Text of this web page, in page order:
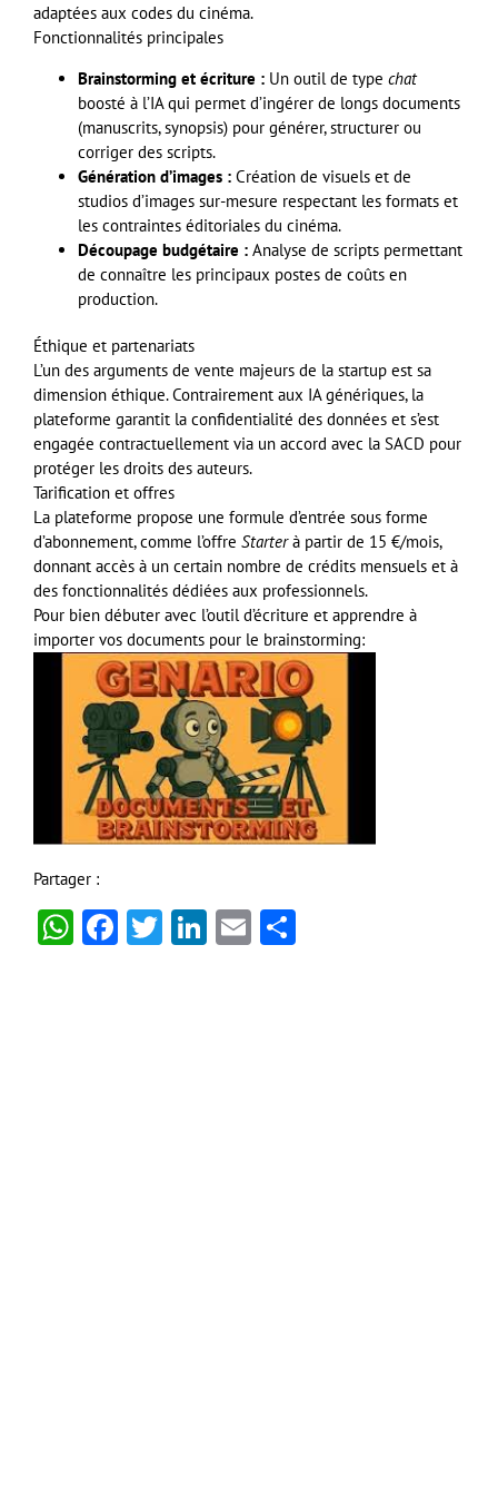
adaptées aux codes du cinéma.
Fonctionnalités principales
Brainstorming et écriture : Un outil de type chat
boosté à l’IA qui permet d’ingérer de longs documents
(manuscrits, synopsis) pour générer, structurer ou
corriger des scripts.
Génération d’images : Création de visuels et de
studios d’images sur-mesure respectant les formats et
les contraintes éditoriales du cinéma.
Découpage budgétaire : Analyse de scripts permettant
de connaître les principaux postes de coûts en
production.
Éthique et partenariats
L’un des arguments de vente majeurs de la startup est sa
dimension éthique. Contrairement aux IA génériques, la
plateforme garantit la confidentialité des données et s’est
engagée contractuellement via un accord avec la SACD pour
protéger les droits des auteurs.
Tarification et offres
La plateforme propose une formule d’entrée sous forme
d’abonnement, comme l’offre Starterà partir de 15 €/mois,
donnant accès à un certain nombre de crédits mensuels et à
des fonctionnalités dédiées aux professionnels.
Pour bien débuter avec l’outil d’écriture et apprendre à
importer vos documents pour le brainstorming:
Partager :
WhatsApp
Facebook
Twitter
LinkedIn
Email